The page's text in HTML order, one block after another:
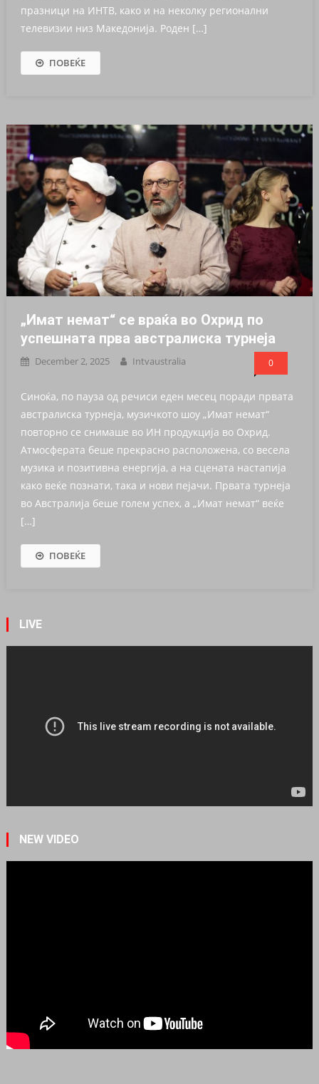
празници на ИНТВ, како и на неколку регионални
телевизии низ Македонија. Роден […]
ПОВЕЌЕ
„Имат немат“ се враќа во Охрид по
успешната прва австралиска турнеја
December 2, 2025 Intvaustralia 0
Синоќа, по пауза од речиси еден месец поради првата
австралиска турнеја, музичкото шоу „Имат немат“
повторно се снимаше во ИН продукција во Охрид.
Атмосферата беше прекрасно расположена, со весела
музика и позитивна енергија, а на сцената настапија
како веќе познати, така и нови пејачи. Првата турнеја
во Австралија беше голем успех, а „Имат немат“ веќе
[…]
ПОВЕЌЕ
LIVE
NEW VIDEO